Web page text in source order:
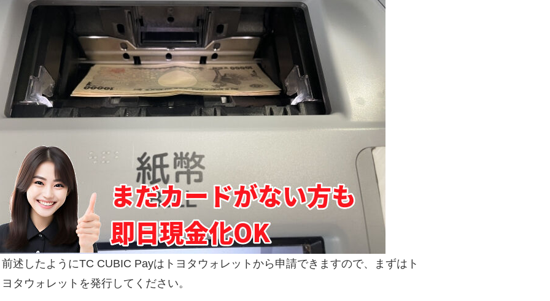
前述したようにTC CUBIC Payはトヨタウォレットから申請できますので、まずはト
ヨタウォレットを発行してください。